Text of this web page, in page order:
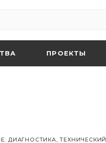
ПРОЕКТЫ
ДИАГНОСТИКА, ТЕХНИЧЕСКИЙ